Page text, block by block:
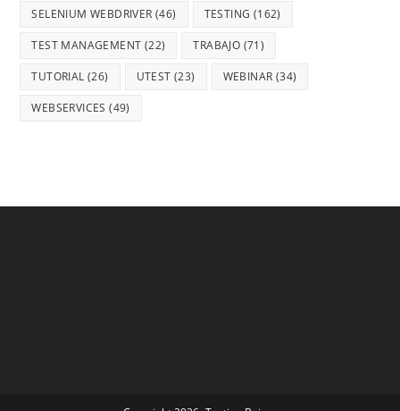
SELENIUM WEBDRIVER (46) TESTING (162)
TEST MANAGEMENT (22) TRABAJO (71)
TUTORIAL (26) UTEST (23) WEBINAR (34)
WEBSERVICES (49)